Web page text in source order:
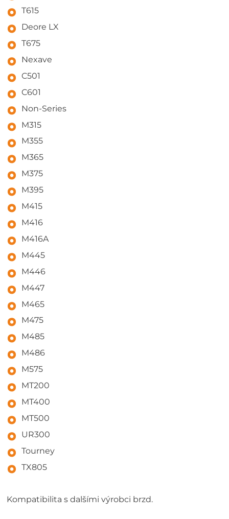
T615
Deore LX
T675
Nexave
C501
C601
Non-Series
M315
M355
M365
M375
M395
M415
M416
M416A
M445
M446
M447
M465
M475
M485
M486
M575
MT200
MT400
MT500
UR300
Tourney
TX805
Kompatibilita s dalšími výrobci brzd.